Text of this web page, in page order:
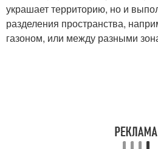
украшает территорию, но и
разделения пространства,
газоном, или между разными